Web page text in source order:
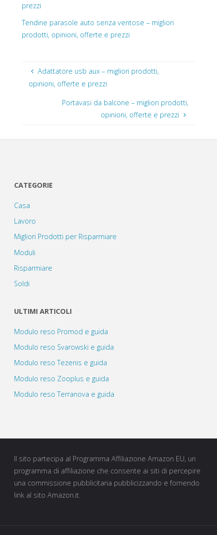
prezzi
Tendine parasole auto senza ventose – migliori
prodotti, opinioni, offerte e prezzi
Adattatore usb aux – migliori prodotti,
opinioni, offerte e prezzi
Portavasi da balcone – migliori prodotti,
opinioni, offerte e prezzi
CATEGORIE
Casa
Lavoro
Migliori Prodotti per Risparmiare
Moduli
Risparmiare
Soldi
ULTIMI ARTICOLI
Modulo reso Promod e guida
Modulo reso Svarowski e guida
Modulo reso Tezenis e guida
Modulo reso Zooplus e guida
Modulo reso Terranova e guida
Il sito partecipa al Programma Affiliazione Amazon EU, un
programma di affiliazione che consente ai siti di percepire
una commissione pubblicitaria pubblicizzando e fornendo
link al sito Amazon.it.